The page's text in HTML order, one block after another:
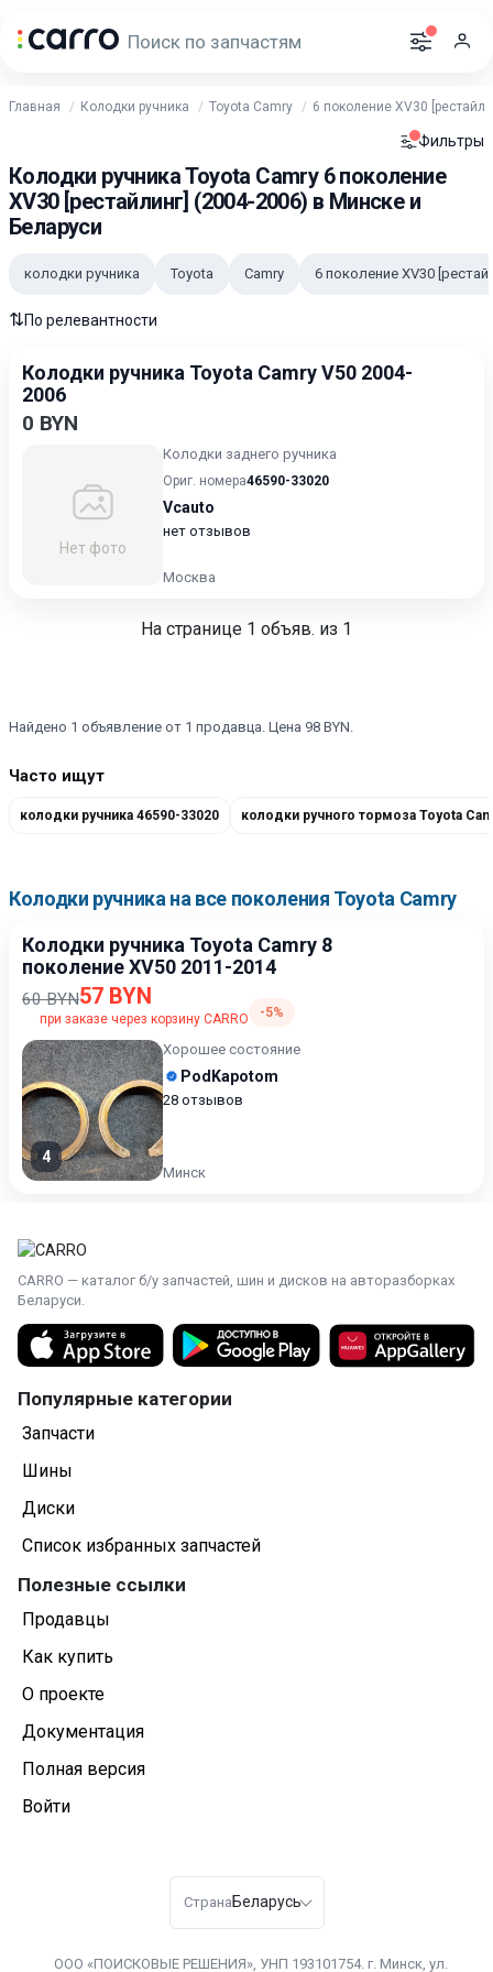
Главная Колодки ручника Toyota Camry 6 поколение XV30
Фильтры
Колодки ручника Toyota Camry 6 поколение
XV30 [рестайлинг] (2004-2006) в Минске и
Беларуси
колодки ручника Toyota Camry 6 поколение XV30
⇅По релевантности
Колодки ручника Toyota Camry V50 2004-
2006
0 BYN
Нет фото
Колодки заднего ручника
Ориг. номера46590-33020
Vcauto
нет отзывов
Москва
На странице 1 объяв. из 1
Найдено 1 объявление от 1 продавца. Цена 98 BYN.
Часто ищут
колодки ручника 46590-33020
Колодки ручника на все поколения Toyota Camry
Колодки ручника Toyota Camry 8
поколение XV50 2011-2014
60 BYN57 BYN
при заказе через корзину CARRO -5%
4
Хорошее состояние
PodKapotom
28 отзывов
Минск
CARRO — каталог б/у запчастей, шин и дисков на авторазборках
Беларуси.
Популярные категории
Запчасти
Шины
Диски
Список избранных запчастей
Полезные ссылки
Продавцы
Как купить
О проекте
Документация
Полная версия
Войти
Страна Беларусь
ООО «ПОИСКОВЫЕ РЕШЕНИЯ», УНП 193101754. г. Минск, ул.